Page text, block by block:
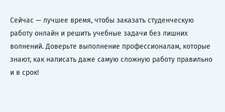
Сейчас — лучшее время, чтобы заказать студенческую
работу онлайн и решить учебные задачи без лишних
волнений. Доверьте выполнение профессионалам, которые
знают, как написать даже самую сложную работу правильно
и в срок!